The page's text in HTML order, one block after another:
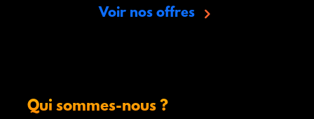
Voir nos offres
Qui sommes-nous ?